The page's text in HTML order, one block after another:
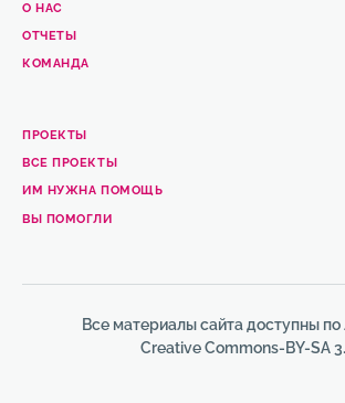
О НАС
ОТЧЕТЫ
КОМАНДА
ПРОЕКТЫ
ВСЕ ПРОЕКТЫ
ИМ НУЖНА ПОМОЩЬ
ВЫ ПОМОГЛИ
Все материалы сайта доступны по
Creative Commons-BY-SA